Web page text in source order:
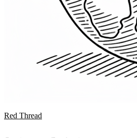
Red Thread